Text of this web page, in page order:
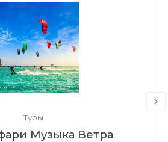
Туры
Музыка Ветра